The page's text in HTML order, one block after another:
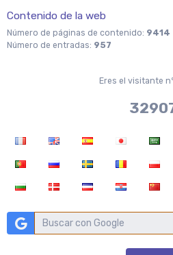
Contenido de la web
Número de páginas de contenido: 9414
Número de entradas: 957
Eres el visitante nº